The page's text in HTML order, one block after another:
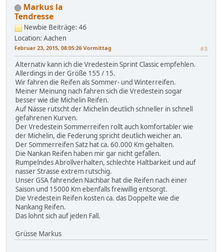
Markus la
Tendresse
Newbie Beiträge: 46
Location: Aachen
Februar 23, 2015, 08:05:26 Vormittag #3
Alternativ kann ich die Vredestein Sprint Classic empfehlen.
Allerdings in der Größe 155 / 15.
Wir fahren die Reifen als Sommer- und Winterreifen.
Meiner Meinung nach fahren sich die Vredestein sogar
besser wie die Michelin Reifen.
Auf Nässe rutscht der Michelin deutlich schneller in schnell
gefahrenen Kurven.
Der Vredestein Sommerreifen rollt auch komfortabler wie
der Michelin, die Federung spricht deutlich weicher an.
Der Sommerreifen Satz hat ca. 60.000 Km gehalten.
Die Nankan Reifen haben mir gar nicht gefallen.
Rumpelndes Abrollverhalten, schlechte Haltbarkeit und auf
nasser Strasse extrem rutschig.
Unser GSA fahrenden Nachbar hat die Reifen nach einer
Saison und 15000 Km ebenfalls freiwillig entsorgt.
Die Vredestein Reifen kosten ca. das Doppelte wie die
Nankang Reifen.
Das lohnt sich auf jeden Fall.
Grüsse Markus